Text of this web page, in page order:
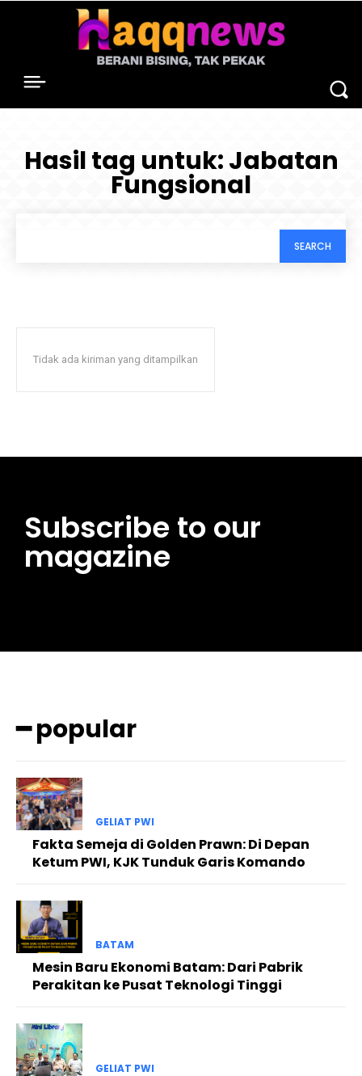
Hasil tag untuk:Jabatan
Fungsional
SEARCH
Tidak ada kiriman yang ditampilkan
Subscribe to our
magazine
━ popular
GELIAT PWI
Fakta Semeja di Golden Prawn: Di Depan
Ketum PWI, KJK Tunduk Garis Komando
BATAM
Mesin Baru Ekonomi Batam: Dari Pabrik
Perakitan ke Pusat Teknologi Tinggi
GELIAT PWI